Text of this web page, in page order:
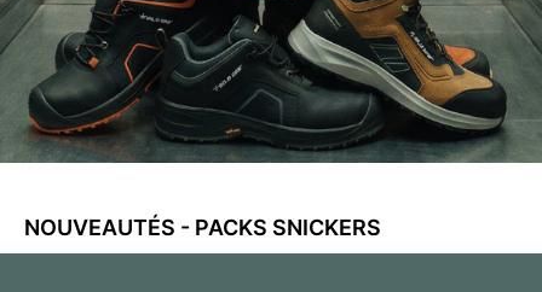
NOUVEAUTÉS - PACKS SNICKERS